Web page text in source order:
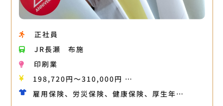
正社員
JR長瀬
布施
印刷業
198,720円〜310,000円 …
雇用保険、労災保険、健康保険、厚生年…